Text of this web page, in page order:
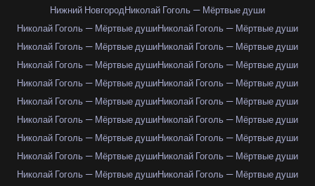
Нижний НовгородНиколай Гоголь — Мёртвые души
Николай Гоголь — Мёртвые душиНиколай Гоголь — Мёртвые души
Николай Гоголь — Мёртвые душиНиколай Гоголь — Мёртвые души
Николай Гоголь — Мёртвые душиНиколай Гоголь — Мёртвые души
Николай Гоголь — Мёртвые душиНиколай Гоголь — Мёртвые души
Николай Гоголь — Мёртвые душиНиколай Гоголь — Мёртвые души
Николай Гоголь — Мёртвые душиНиколай Гоголь — Мёртвые души
Николай Гоголь — Мёртвые душиНиколай Гоголь — Мёртвые души
Николай Гоголь — Мёртвые душиНиколай Гоголь — Мёртвые души
Николай Гоголь — Мёртвые душиНиколай Гоголь — Мёртвые души